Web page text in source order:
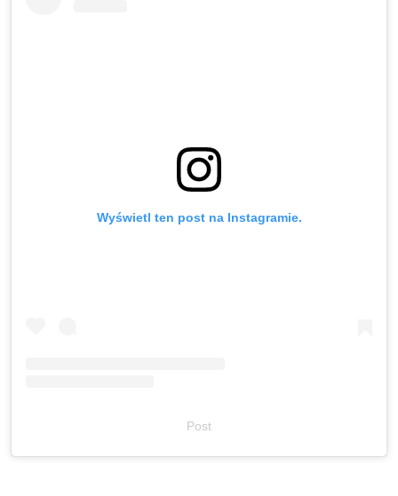
Wyświetl ten post na Instagramie.
Post